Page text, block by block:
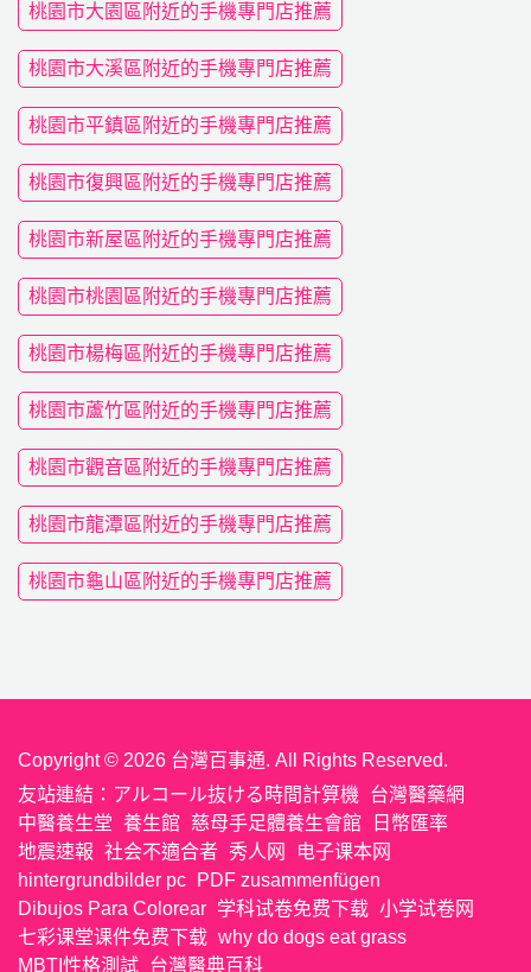
桃園市大園區附近的手機專門店推薦
桃園市大溪區附近的手機專門店推薦
桃園市平鎮區附近的手機專門店推薦
桃園市復興區附近的手機專門店推薦
桃園市新屋區附近的手機專門店推薦
桃園市桃園區附近的手機專門店推薦
桃園市楊梅區附近的手機專門店推薦
桃園市蘆竹區附近的手機專門店推薦
桃園市觀音區附近的手機專門店推薦
桃園市龍潭區附近的手機專門店推薦
桃園市龜山區附近的手機專門店推薦
Copyright © 2026 台灣百事通. All Rights Reserved.
友站連結： アルコール抜ける時間計算機
台灣醫藥網
中醫養生堂 養生館 慈母手足體養生會館
日幣匯率
地震速報 社会不適合者 秀人网
电子课本网
hintergrundbilder pc
PDF zusammenfügen
Dibujos Para Colorear 学科试卷免费下载 小学试卷网
七彩课堂课件免费下载 why do dogs eat grass
MBTI性格測試 台灣醫典百科